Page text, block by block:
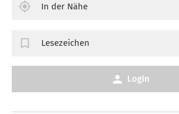
In der Nähe
Lesezeichen
Login